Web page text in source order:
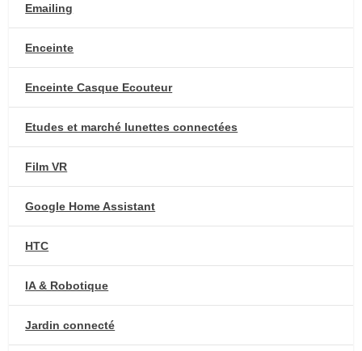
Emailing
Enceinte
Enceinte Casque Ecouteur
Etudes et marché lunettes connectées
Film VR
Google Home Assistant
HTC
IA & Robotique
Jardin connecté